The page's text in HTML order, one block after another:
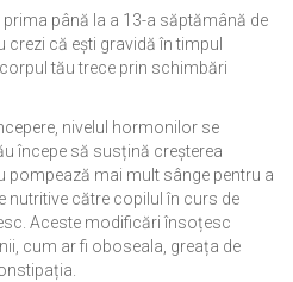
până la a 13-a săptămână de
crezi că ești gravidă în timpul
tău trece prin schimbări
nivelul hormonilor se
începe să susțină creșterea
pompează mai mult sânge pentru a
către copilul în curs de
Aceste modificări însoțesc
cum ar fi oboseala, greața de